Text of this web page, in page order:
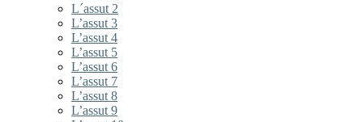
L´assut 2
L’assut 3
L’assut 4
L’assut 5
L’assut 6
L’assut 7
L’assut 8
L’assut 9